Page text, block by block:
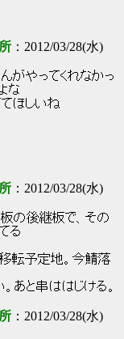
：2012/03/28(水)
がやってくれなかっ
な
ほしいね
：2012/03/28(水)
の後継板で、その
る
転予定地。今鯖落
あと串ははじける。
：2012/03/28(水)